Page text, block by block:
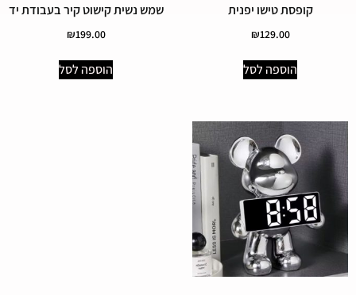
קופסת טישו יפנית
₪129.00
הוספה לסל
שמש נשית קישוט קיר בעבודת יד
₪199.00
הוספה לסל